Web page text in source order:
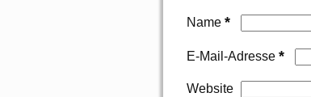
Name *
E-Mail-Adresse *
Website